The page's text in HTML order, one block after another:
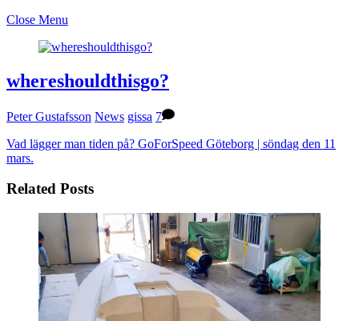
Close Menu
whereshouldthisgo?
Peter Gustafsson News gissa 7
Vad lägger man tiden på? GoForSpeed Göteborg | söndag den 11
mars.
Related Posts